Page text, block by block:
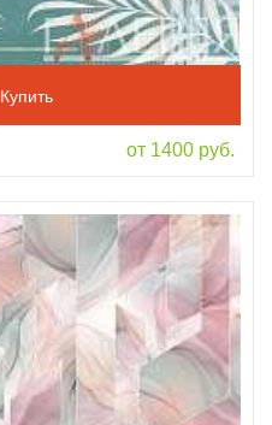
Купить
от 1400 руб.